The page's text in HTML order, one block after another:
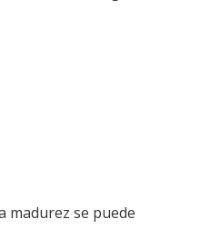
madurez se puede